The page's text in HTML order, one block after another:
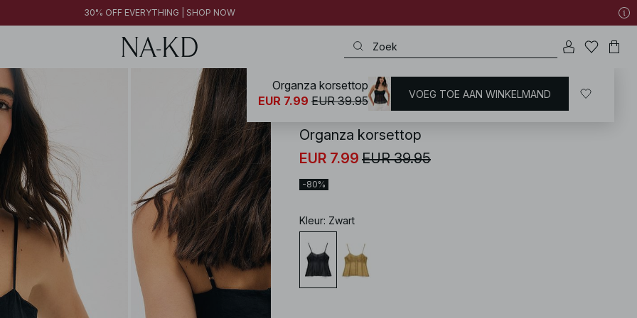
30% OFF EVERYTHING | SHOP NOW
NA-KD / Tops / Mouwloze Tops
Organza korsettop
EUR 7.99 EUR 39.95
-80%
Kleur: Zwart
Organza korsettop
EUR 7.99 EUR 39.95 VOEG TOE AAN WINKELMAND